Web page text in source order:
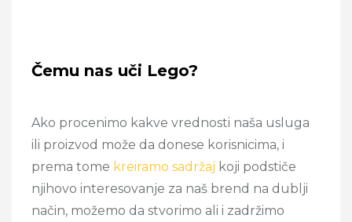
Čemu nas uči Lego?
Ako procenimo kakve vrednosti naša usluga
ili proizvod može da donese korisnicima, i
prema tome kreiramo sadržaj koji podstiče
njihovo interesovanje za naš brend na dublji
način, možemo da stvorimo ali i zadržimo